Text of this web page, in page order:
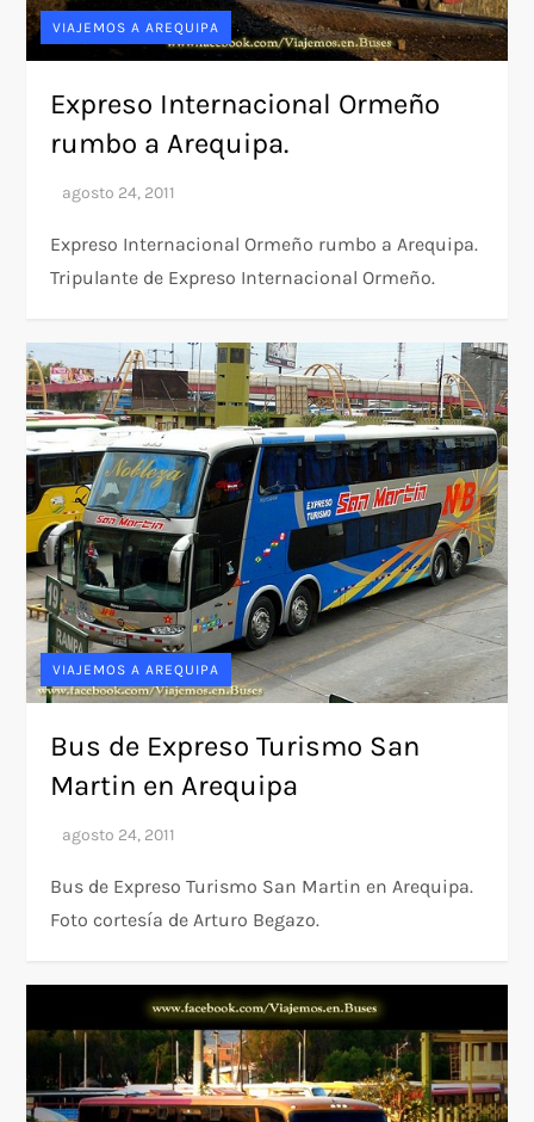
VIAJEMOS A AREQUIPA
Expreso Internacional Ormeño
rumbo a Arequipa.
Expreso Internacional Ormeño rumbo a Arequipa.
Tripulante de Expreso Internacional Ormeño.
VIAJEMOS A AREQUIPA
Bus de Expreso Turismo San
Martin en Arequipa
Bus de Expreso Turismo San Martin en Arequipa.
Foto cortesía de Arturo Begazo.